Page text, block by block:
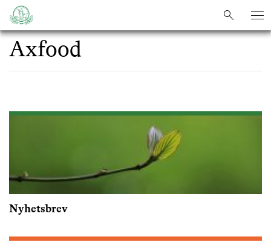
sök
sök
Axfood
Nyhetsbrev